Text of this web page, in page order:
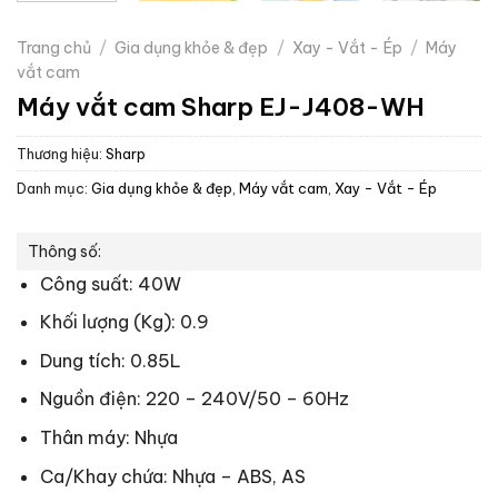
Trang chủ / Gia dụng khỏe & đẹp / Xay - Vắt - Ép / Máy
vắt cam
Máy vắt cam Sharp EJ-J408-WH
Thương hiệu: Sharp
Danh mục: Gia dụng khỏe & đẹp Máy vắt cam Xay - Vắt - Ép
Thông số:
Công suất: 40W
Khối lượng (Kg): 0.9
Dung tích: 0.85L
Nguồn điện: 220 – 240V/50 – 60Hz
Thân máy: Nhựa
Ca/Khay chứa: Nhựa – ABS, AS